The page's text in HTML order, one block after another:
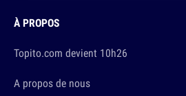
À PROPOS
Topito.com devient 10h26
A propos de nous